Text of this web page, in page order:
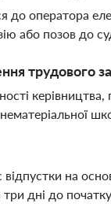
до оператора
або позов до
трудового
керівництва,
на
дні до